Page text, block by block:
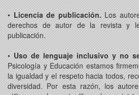
•Licencia de publicación.Los
derechos de autor de la revista y
publicación.
•Uso de lenguaje inclusivo y no
Psicología y Educación estamos
la igualdad y el respeto hacia todos,
diversidad. Por esta razón, los